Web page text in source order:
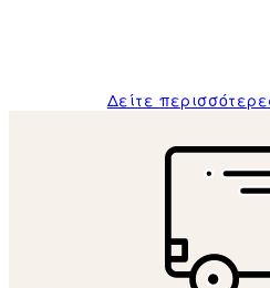
Δείτε